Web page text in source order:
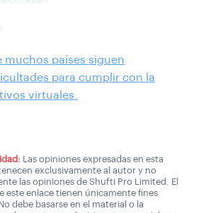
muchos países siguen
para cumplir con la
virtuales.
Las opiniones expresadas en esta
exclusivamente al autor y no
las opiniones de Shufti Pro Limited. El
este enlace tienen únicamente fines
debe basarse en el material o la